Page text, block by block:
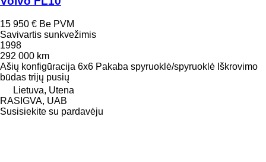
15 950 € Be PVM
Savivartis sunkvežimis
1998
292 000 km
Ašių konfigūracija 6x6 Pakaba spyruoklė/spyruoklė Iškrovimo
būdas trijų pusių
Lietuva, Utena
RASIGVA, UAB
Susisiekite su pardavėju